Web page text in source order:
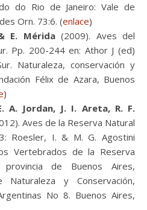
do Rio de Janeiro: Vale de
Orn. 73:6. (enlace)
E. Mérida(2009). Aves del
Pp. 200-244 en: Athor J (ed)
Naturaleza, conservación y
Félix de Azara, Buenos
)
A. Jordan, J. I. Areta, R. F.
Aves de la Reserva Natural
Roesler, I. & M. G. Agostini
Vertebrados de la Reserva
de Buenos Aires,
Naturaleza y Conservación,
No 8. Buenos Aires,